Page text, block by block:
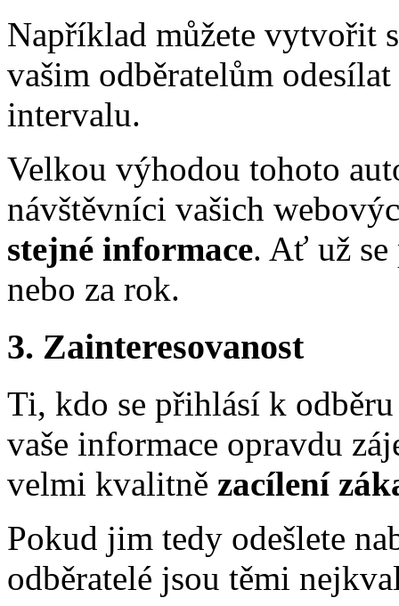
Například můžete vytvořit
vašim odběratelům
intervalu.
Velkou výhodou tohoto
návštěvníci vašich
stejné informace. Ať už se
nebo za rok.
3. Zainteresovanost
Ti, kdo se přihlásí k
vaše informace opravdu
velmi kvalitně zacílení
Pokud jim tedy odešlete
odběratelé jsou těmi